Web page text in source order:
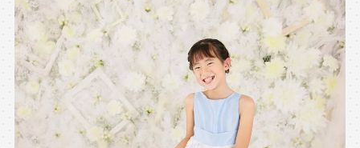
料金シミュレーション
お問い合わせ窓口
店舗情報についてはお手数ですが
各店舗までお問い合わせください
toiawase@precieux-studio.com